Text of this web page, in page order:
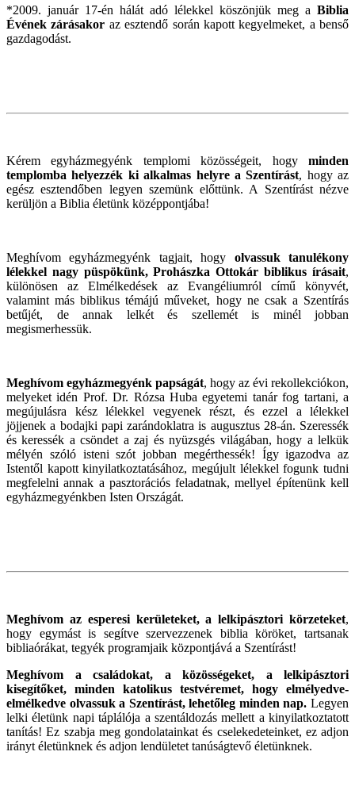
*2009. január 17-én hálát adó lélekkel köszönjük meg a Biblia
Évének zárásakor az esztendő során kapott kegyelmeket, a benső
gazdagodást.
Kérem egyházmegyénk templomi közösségeit, hogy minden
templomba helyezzék ki alkalmas helyre a Szentírást, hogy az
egész esztendőben legyen szemünk előttünk. A Szentírást nézve
kerüljön a Biblia életünk középpontjába!
Meghívom egyházmegyénk tagjait, hogy olvassuk tanulékony
lélekkel nagy püspökünk, Prohászka Ottokár biblikus írásait,
különösen az Elmélkedések az Evangéliumról című könyvét,
valamint más biblikus témájú műveket, hogy ne csak a Szentírás
betűjét, de annak lelkét és szellemét is minél jobban
megismerhessük.
Meghívom egyházmegyénk papságát, hogy az évi rekollekciókon,
melyeket idén Prof. Dr. Rózsa Huba egyetemi tanár fog tartani, a
megújulásra kész lélekkel vegyenek részt, és ezzel a lélekkel
jöjjenek a bodajki papi zarándoklatra is augusztus 28-án. Szeressék
és keressék a csöndet a zaj és nyüzsgés világában, hogy a lelkük
mélyén szóló isteni szót jobban megérthessék! Így igazodva az
Istentől kapott kinyilatkoztatásához, megújult lélekkel fogunk tudni
megfelelni annak a pasztorációs feladatnak, mellyel építenünk kell
egyházmegyénkben Isten Országát.
Meghívom az esperesi kerületeket, a lelkipásztori körzeteket,
hogy egymást is segítve szervezzenek biblia köröket, tartsanak
bibliaórákat, tegyék programjaik központjává a Szentírást!
Meghívom a családokat, a közösségeket, a lelkipásztori
kisegítőket, minden katolikus testvéremet, hogy elmélyedve-
elmélkedve olvassuk a Szentírást, lehetőleg minden nap. Legyen
lelki életünk napi táplálója a szentáldozás mellett a kinyilatkoztatott
tanítás! Ez szabja meg gondolatainkat és cselekedeteinket, ez adjon
irányt életünknek és adjon lendületet tanúságtevő életünknek.